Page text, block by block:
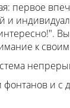
первое
и
к
и с